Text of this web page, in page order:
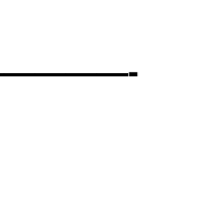
—————-